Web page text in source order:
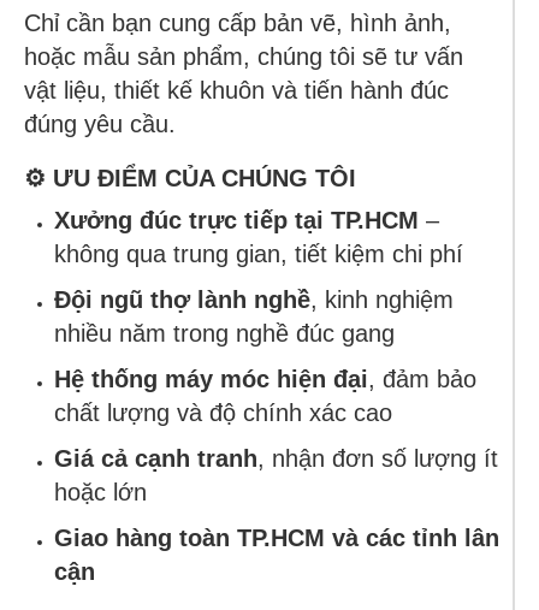
Chỉ cần bạn cung cấp bản vẽ, hình ảnh,
hoặc mẫu sản phẩm, chúng tôi sẽ tư vấn
vật liệu, thiết kế khuôn và tiến hành đúc
đúng yêu cầu.
⚙️ ƯU ĐIỂM CỦA CHÚNG TÔI
Xưởng đúc trực tiếp tại TP.HCM –
không qua trung gian, tiết kiệm chi phí
Đội ngũ thợ lành nghề, kinh nghiệm
nhiều năm trong nghề đúc gang
Hệ thống máy móc hiện đại, đảm bảo
chất lượng và độ chính xác cao
Giá cả cạnh tranh, nhận đơn số lượng ít
hoặc lớn
Giao hàng toàn TP.HCM và các tỉnh lân
cận